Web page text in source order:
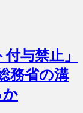
与禁止」
務省の溝
か